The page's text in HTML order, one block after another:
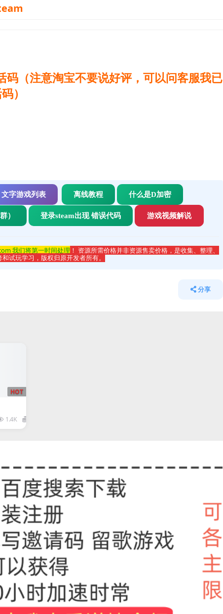
（注意淘宝不要说好评，可以问客服我已
）
文字游戏列表 离线教程 什么是D加密
） 登录steam出现 错误代码 游戏视频解说
我们将第一时间处理 ！ 资源所需价格并非资源售卖价格，是收集、整理、
试玩学习，版权归原开发者所有。
分享
HOT
1.4K